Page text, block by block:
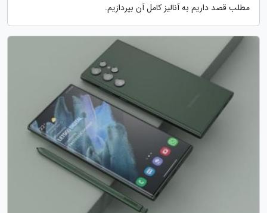
مطلب قصد داریم به آنالیز کامل آن بپردازیم.